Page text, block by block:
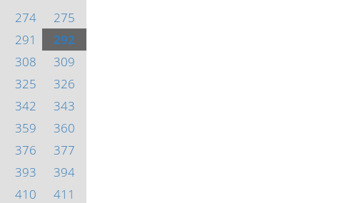
274
275
291
292
308
309
325
326
342
343
359
360
376
377
393
394
410
411